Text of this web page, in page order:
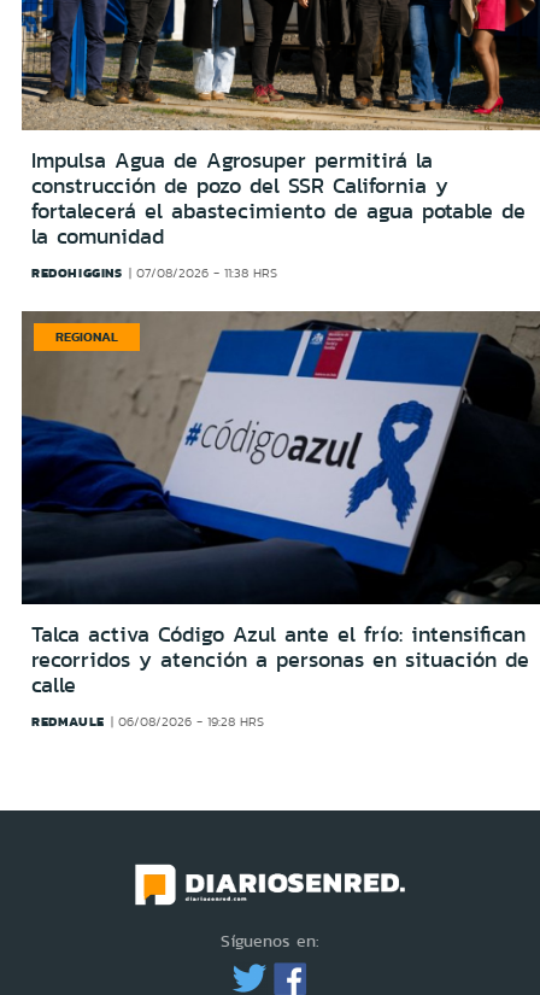
Impulsa Agua de Agrosuper permitirá la
construcción de pozo del SSR California y
fortalecerá el abastecimiento de agua potable de
la comunidad
REDOHIGGINS 07/08/2026 - 11:38 HRS
REGIONAL
Talca activa Código Azul ante el frío: intensifican
recorridos y atención a personas en situación de
calle
REDMAULE 06/08/2026 - 19:28 HRS
Síguenos en: